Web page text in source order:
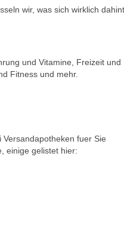
wir, was sich wirklich
und Vitamine, Freizeit und
Fitness und mehr.
fuer Sie
einige gelistet hier: